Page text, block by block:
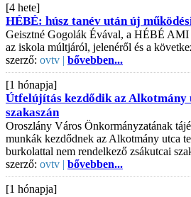
[4 hete]
HÉBÉ: húsz tanév után új
Geisztné Gogolák Évával, a HÉBÉ AMI
az iskola múltjáról, jelenéről és a
szerző: ovtv | bővebben...
[1 hónapja]
Útfelújítás kezdődik az Alkotmány
szakaszán
Oroszlány Város Önkormányzatának
munkák kezdődnek az Alkotmány utca
burkolattal nem rendelkező zsákutcai
szerző: ovtv | bővebben...
[1 hónapja]